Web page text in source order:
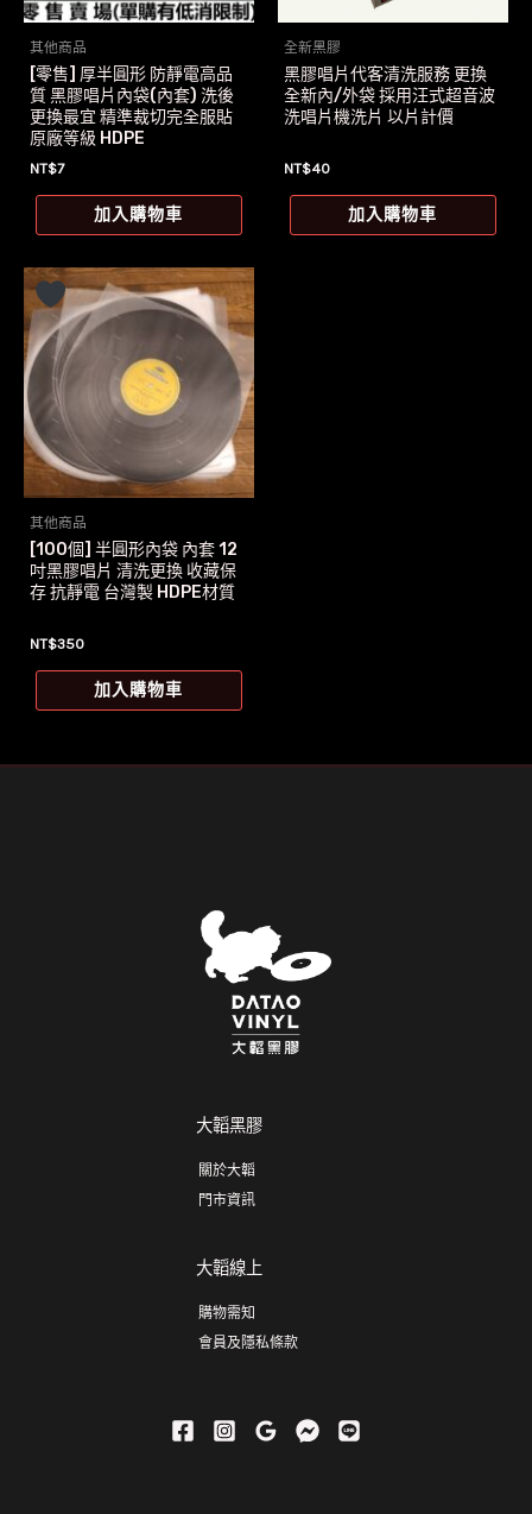
其他商品
[零售] 厚半圓形 防靜電高品
質 黑膠唱片內袋(內套) 洗後
更換最宜 精準裁切完全服貼
原廠等級 HDPE
NT$7
加入購物車
全新黑膠
黑膠唱片代客清洗服務 更換
全新內/外袋 採用汪式超音波
洗唱片機洗片 以片計價
NT$40
加入購物車
其他商品
[100個] 半圓形內袋 內套 12
吋黑膠唱片 清洗更換 收藏保
存 抗靜電 台灣製 HDPE材質
NT$350
加入購物車
大韜黑膠
關於大韜
門市資訊
大韜線上
購物需知
會員及隱私條款